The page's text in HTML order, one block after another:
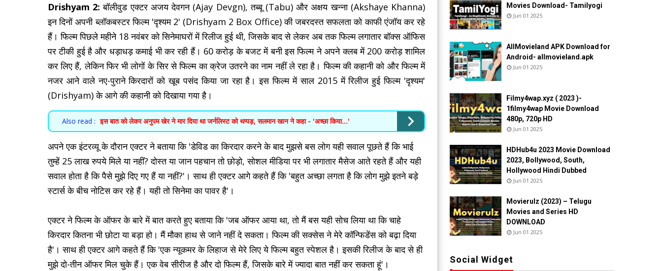
Drishyam 2: बॉलीवुड एक्टर अजय देवगन (Ajay Devgn), तब्बू (Tabu) और अक्षय खन्ना (Akshaye Khanna)
इन दिनों अपनी ब्लॉकबस्टर फिल्म 'दृश्यम 2' (Drishyam 2 Box Office) की जबरदस्त सफलता को काफी एंजॉय कर रहे
हैं। फिल्म पिछले महीने 18 नवंबर को सिनेमाघरों में रिलीज हुई थी, जिसके बाद से लेकर अब तक फिल्म लगातार बॉक्स ऑफिस
पर टीकी हुई है और धड़ाधड़ कमाई भी कर रही हैं। 60 करोड़ के बजट में बनी इस फिल्म ने अपने क्लब में 200 करोड़ शामिल
कर लिए हैं, लेकिन फिर भी लोगों के सिर से फिल्म का क्रेज उतरने का नाम नहीं ले रहा है। फिल्म की कहानी को और फिल्म में
नजर आने वाले नए-पुराने किरदारों को खूब पसंद किया जा रहा है। इस फिल्म में साल 2015 में रिलीज हुई फिल्म 'दृश्यम'
(Drishyam) के आगे की कहानी को दिखाया गया है।
Also read : इस बात को लेकर अनुपम खेर ने मार दिया था जर्नलिस्ट को थप्पड़, सलमान खान ने कहा - 'अच्छा किया...'
अपने एक इंटरव्यू के दौरान एक्टर ने बताया कि 'डेविड का किरदार करने के बाद मुझसे बस लोग यही सवाल पूछते हैं कि भाई
तुम्हें 25 लाख रुपये मिले या नहीं? दोस्त या जान पहचान तो छोड़ो, सोशल मीडिया पर भी लगातार मैसेज आते रहते हैं और यही
सवाल होता है कि पैसे मुझे दिए गए हैं या नहीं?'। साथ ही एक्टर आगे कहते हैं कि 'बहुत अच्छा लगता है कि लोग मुझे इतने बड़े
स्टार्स के बीच नोटिस कर रहे हैं। यही तो सिनेमा का पावर है'।
एक्टर ने फिल्म के ऑफर के बारे में बात करते हुए बताया कि 'जब ऑफर आया था, तो मैं बस यही सोच लिया था कि चाहे
किरदार कितना भी छोटा या बड़ा हो। मैं मौका हाथ से जाने नहीं दे सकता। फिल्म की सक्सेस ने मेरे कॉन्फिडेंस को बढ़ा दिया
है'। साथ ही एक्टर आगे कहते हैं कि 'एक न्यूकमर के लिहाज से मेरे लिए ये फिल्म बहुत स्पेशल है। इसकी रिलीज के बाद से ही
मुझे दो-तीन ऑफर मिल चुके हैं। एक वेब सीरीज है और दो फिल्म हैं, जिसके बारे में ज्यादा बात नहीं कर सकता हूं'।
Movies Download- Tamilyogi
Jun 01 2025
AllMovieland APK Download for
Android- allmovieland.apk
Jun 01 2025
Filmy4wap.xyz ( 2023 )-
1filmy4wap Movie Download
480p, 720p HD
Jun 01 2025
HDHub4u 2023 Movie Download
2023, Bollywood, South,
Hollywood Hindi Dubbed
Jun 01 2025
Movierulz (2023) – Telugu
Movies and Series HD
DOWNLOAD
Jun 01 2025
Social Widget